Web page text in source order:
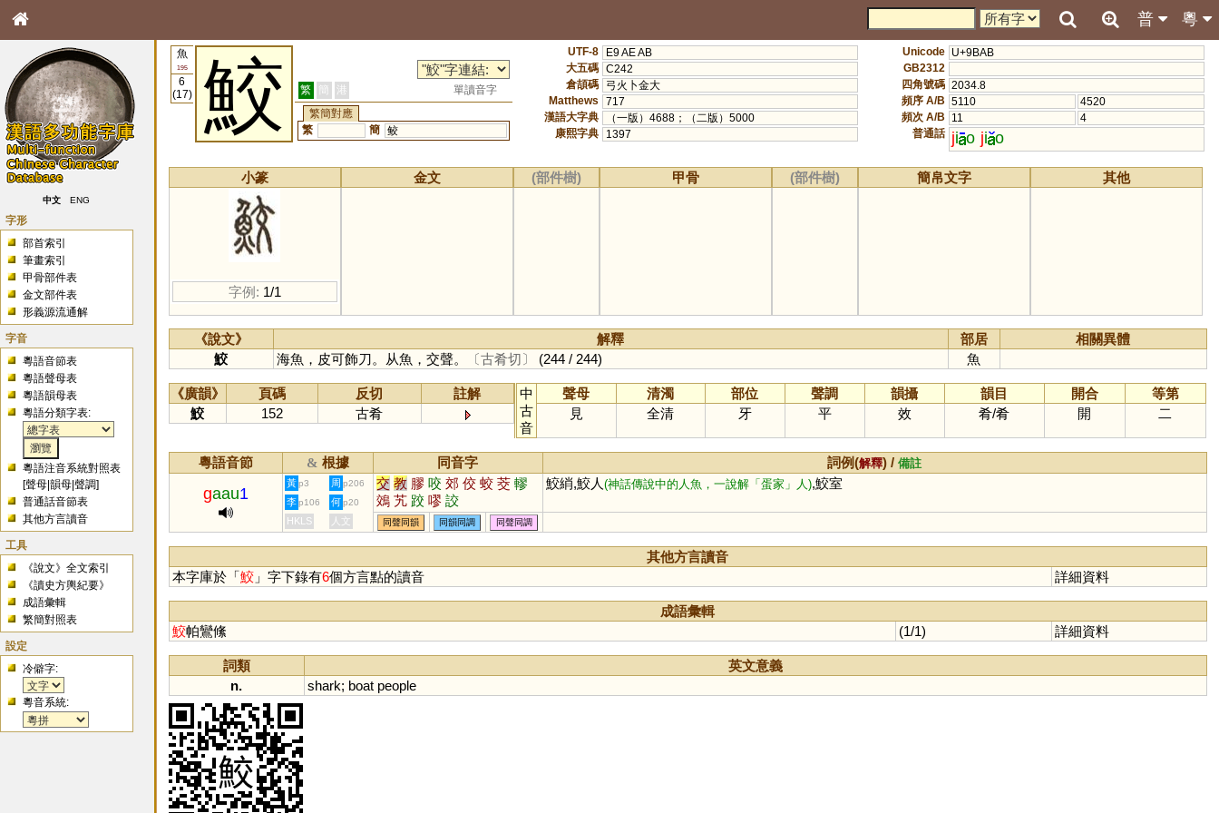
粵
普
中文 ENG
字形
部首索引
筆畫索引
甲骨部件表
金文部件表
形義源流通解
字音
粵語音節表
粵語聲母表
粵語韻母表
粵語分類字表:
粵語注音系統對照表
[聲母 |韻母 |聲調]
普通話音節表
其他方言讀音
工具
《說文》全文索引
《讀史方輿紀要》
成語彙輯
繁簡對照表
設定
冷僻字:
粵音系統:
魚
195
6
(17)
鮫 繁 簡 港
單讀音字
繁簡對應
繁
簡 鲛
UTF-8
E9 AE AB
大五碼 C242
倉頡碼
弓火卜金大
Matthews
717
漢語大字典
（一版）4688；（二版）5000
康熙字典
1397
Unicode U+9BAB
GB2312
四角號碼 2034.8
頻序 A/B 5110
4520
頻次 A/B
11
4
普通話 ji o ji o
小篆
字例: 1/1
金文 (部件樹) 甲骨 (部件樹) 簡帛文字 其他
《說文》 解釋 部居
相關異體
鮫
海魚，皮可飾刀。从魚，交聲。 〔古肴切〕 (244 / 244) 魚
《廣韻》 頁碼 反切
註解
鮫
152 古肴
中
古
音
聲母 清濁 部位 聲調 韻攝 韻目 開合
等第
見
全清 牙 平 效 肴/肴 開 二
粵語音節 & 根據 同音字 詞例(解釋) /備註
gaau1
黃 p3 周 p206 交 教 膠 咬 郊 佼 蛟 茭 轇
鵁 艽 跤 嘐 詨
鮫綃,鮫人(神話傳說中的人魚，一說解「蛋家」人),鮫室
李 p106 何 p20
HKLS 人文 同聲同韻 同韻同調 同聲同調
其他方言讀音
本字庫於「鮫」字下錄有6個方言點的讀音 詳細資料
成語彙輯
鮫帕鸞絛 (1/1) 詳細資料
詞類
英文意義
n.
shark; boat people